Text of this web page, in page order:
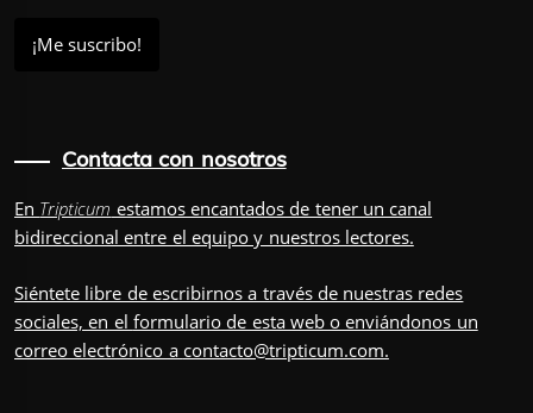
Contacta con nosotros
En Tripticum estamos encantados de tener un canal
bidireccional entre el equipo y nuestros lectores.
Siéntete libre de escribirnos a través de nuestras redes
sociales, en el formulariode esta web o enviándonos un
correo electrónico a contacto@tripticum.com.